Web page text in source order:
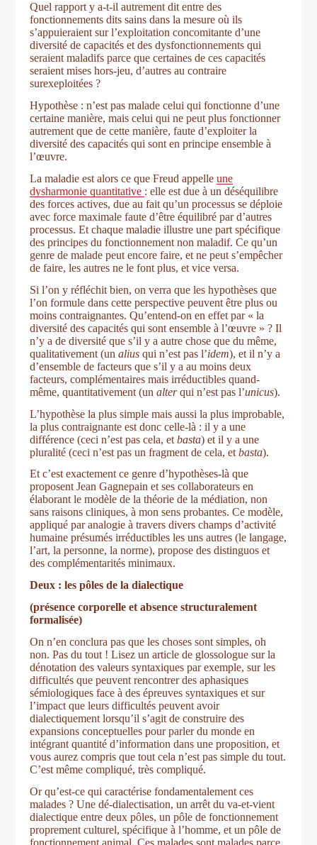
Quel rapport y a-t-il autrement dit entre des
fonctionnements dits sains dans la mesure où ils
s’appuieraient sur l’exploitation concomitante d’une
diversité de capacités et des dysfonctionnements qui
seraient maladifs parce que certaines de ces capacités
seraient mises hors-jeu, d’autres au contraire
surexeploitées ?
Hypothèse : n’est pas malade celui qui fonctionne d’une
certaine manière, mais celui qui ne peut plus fonctionner
autrement que de cette manière, faute d’exploiter la
diversité des capacités qui sont en principe ensemble à
l’œuvre.
La maladie est alors ce que Freud appelleune
dysharmonie quantitative : elle est due à un déséquilibre
des forces actives, due au fait qu’un processus se déploie
avec force maximale faute d’être équilibré par d’autres
processus. Et chaque maladie illustre une part spécifique
des principes du fonctionnement non maladif. Ce qu’un
genre de malade peut encore faire, et ne peut s’empêcher
de faire, les autres ne le font plus, et vice versa.
Si l’on y réfléchit bien, on verra que les hypothèses que
l’on formule dans cette perspective peuvent être plus ou
moins contraignantes. Qu’entend-on en effet par « la
diversité des capacités qui sont ensemble à l’œuvre » ? Il
n’y a de diversité que s’il y a autre chose que du même,
qualitativement (unaliusqui n’est pas l’idem), et il n’y a
d’ensemble de facteurs que s’il y a au moins deux
facteurs, complémentaires mais irréductibles quand-
même, quantitativement (unalterqui n’est pas l’unicus).
L’hypothèse la plus simple mais aussi la plus improbable,
la plus contraignante est donc celle-là : il y a une
différence (ceci n’est pas cela, etbasta) et il y a une
pluralité (ceci n’est pas un fragment de cela, etbasta).
Et c’est exactement ce genre d’hypothèses-là que
proposent Jean Gagnepain et ses collaborateurs en
élaborant le modèle de la théorie de la médiation, non
sans raisons cliniques, à mon sens probantes. Ce modèle,
appliqué par analogie à travers divers champs d’activité
humaine présumés irréductibles les uns autres (le langage,
l’art, la personne, la norme), propose des distinguos et
des complémentarités minimaux.
Deux : les pôles de la dialectique
(présence corporelle et absence structuralement
formalisée)
On n’en conclura pas que les choses sont simples, oh
non. Pas du tout ! Lisez un article de glossologue sur la
dénotation des valeurs syntaxiques par exemple, sur les
difficultés que peuvent rencontrer des aphasiques
sémiologiques face à des épreuves syntaxiques et sur
l’impact que leurs difficultés peuvent avoir
dialectiquement lorsqu’il s’agit de construire des
expansions conceptuelles pour parler du monde en
intégrant quantité d’information dans une proposition, et
vous aurez compris que tout cela n’est pas simple du tout.
C’est même compliqué, très compliqué.
Or qu’est-ce qui caractérise fondamentalement ces
malades ? Une dé-dialectisation, un arrêt du va-et-vient
dialectique entre deux pôles, un pôle de fonctionnement
proprement culturel, spécifique à l’homme, et un pôle de
fonctionnement animal. Ces malades sont malades parce